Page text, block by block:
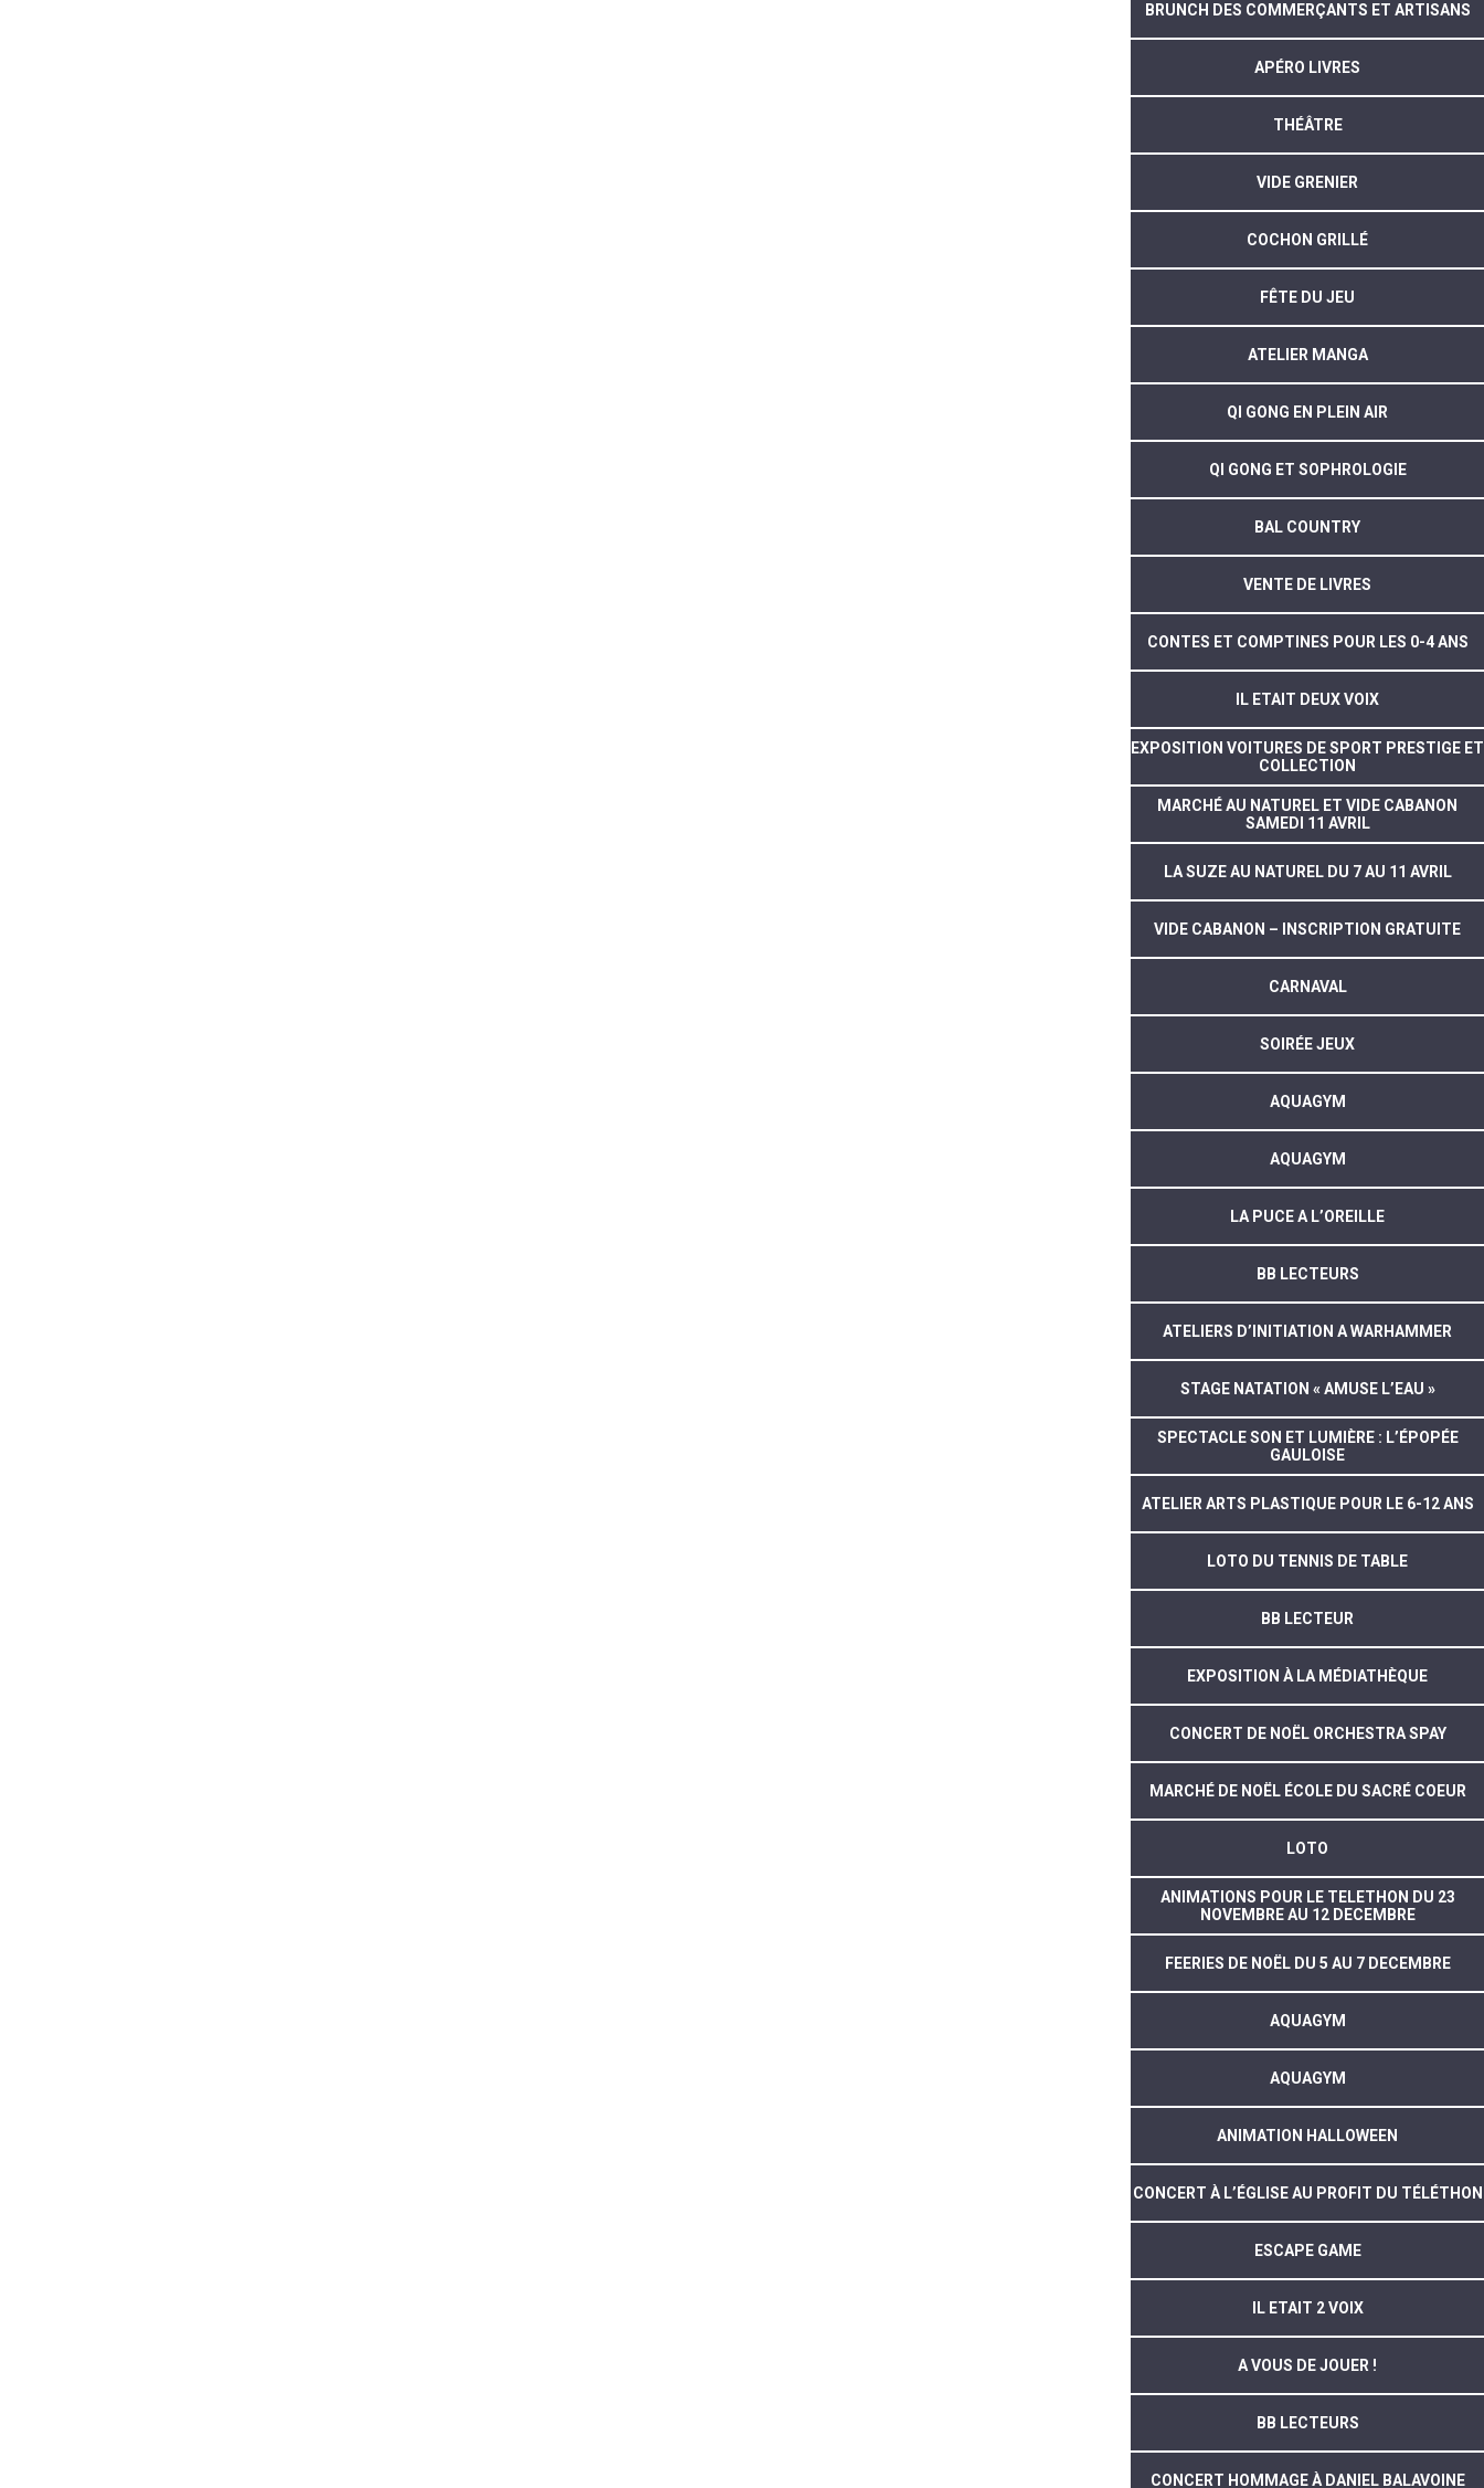
BRUNCH DES COMMERÇANTS ET ARTISANS
APÉRO LIVRES
THÉÂTRE
VIDE GRENIER
COCHON GRILLÉ
FÊTE DU JEU
ATELIER MANGA
QI GONG EN PLEIN AIR
QI GONG ET SOPHROLOGIE
BAL COUNTRY
VENTE DE LIVRES
CONTES ET COMPTINES POUR LES 0-4 ANS
IL ETAIT DEUX VOIX
EXPOSITION VOITURES DE SPORT PRESTIGE ET
COLLECTION
MARCHÉ AU NATUREL ET VIDE CABANON
SAMEDI 11 AVRIL
LA SUZE AU NATUREL DU 7 AU 11 AVRIL
VIDE CABANON – INSCRIPTION GRATUITE
CARNAVAL
SOIRÉE JEUX
AQUAGYM
AQUAGYM
LA PUCE A L’OREILLE
BB LECTEURS
ATELIERS D’INITIATION A WARHAMMER
STAGE NATATION « AMUSE L’EAU »
SPECTACLE SON ET LUMIÈRE : L’ÉPOPÉE
GAULOISE
ATELIER ARTS PLASTIQUE POUR LE 6-12 ANS
LOTO DU TENNIS DE TABLE
BB LECTEUR
EXPOSITION À LA MÉDIATHÈQUE
CONCERT DE NOËL ORCHESTRA SPAY
MARCHÉ DE NOËL ÉCOLE DU SACRÉ COEUR
LOTO
ANIMATIONS POUR LE TELETHON DU 23
NOVEMBRE AU 12 DECEMBRE
FEERIES DE NOËL DU 5 AU 7 DECEMBRE
AQUAGYM
AQUAGYM
ANIMATION HALLOWEEN
CONCERT À L’ÉGLISE AU PROFIT DU TÉLÉTHON
ESCAPE GAME
IL ETAIT 2 VOIX
A VOUS DE JOUER !
BB LECTEURS
CONCERT HOMMAGE À DANIEL BALAVOINE